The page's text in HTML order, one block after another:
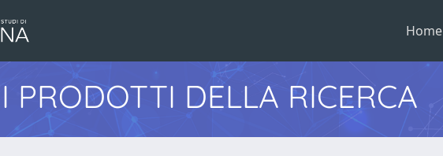
Home
PRODOTTI DELLA RICERCA